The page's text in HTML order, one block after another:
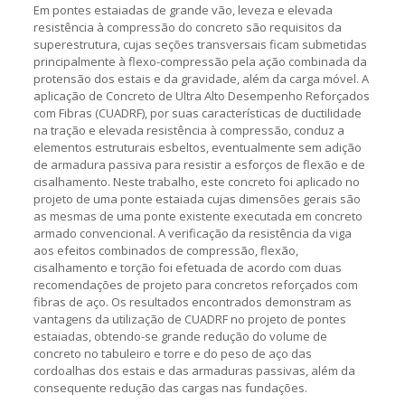
Em pontes estaiadas de grande vão, leveza e elevada
resistência à compressão do concreto são requisitos da
superestrutura, cujas seções transversais ficam submetidas
principalmente à flexo-compressão pela ação combinada da
protensão dos estais e da gravidade, além da carga móvel. A
aplicação de Concreto de Ultra Alto Desempenho Reforçados
com Fibras (CUADRF), por suas características de ductilidade
na tração e elevada resistência à compressão, conduz a
elementos estruturais esbeltos, eventualmente sem adição
de armadura passiva para resistir a esforços de flexão e de
cisalhamento. Neste trabalho, este concreto foi aplicado no
projeto de uma ponte estaiada cujas dimensões gerais são
as mesmas de uma ponte existente executada em concreto
armado convencional. A verificação da resistência da viga
aos efeitos combinados de compressão, flexão,
cisalhamento e torção foi efetuada de acordo com duas
recomendações de projeto para concretos reforçados com
fibras de aço. Os resultados encontrados demonstram as
vantagens da utilização de CUADRF no projeto de pontes
estaiadas, obtendo-se grande redução do volume de
concreto no tabuleiro e torre e do peso de aço das
cordoalhas dos estais e das armaduras passivas, além da
consequente redução das cargas nas fundações.